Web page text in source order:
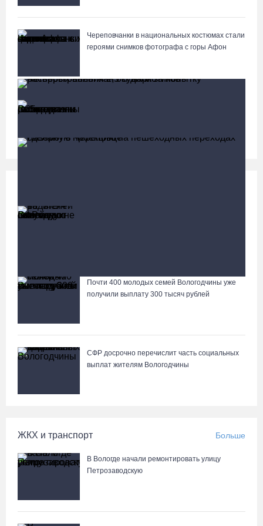
Лазерную проекцию на пешеходных переходах сделают в
Череповчанки в национальных костюмах стали
героями снимков фотографа с горы Афон
Почти 400 молодых семей Вологодчины уже
получили выплату 300 тысяч рублей
СФР досрочно перечислит часть социальных
выплат жителям Вологодчины
ЖКХ и транспорт Больше
В Вологде начали ремонтировать улицу
Петрозаводскую